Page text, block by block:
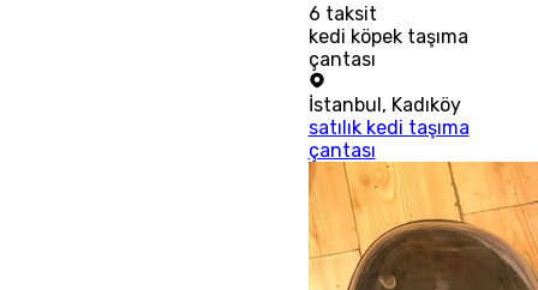
6 taksit
kedi köpek taşıma
çantası
İstanbul, Kadıköy
satılık kedi taşıma
çantası